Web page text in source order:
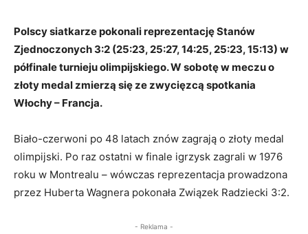
Polscy siatkarze pokonali reprezentację Stanów
Zjednoczonych 3:2 (25:23, 25:27, 14:25, 25:23, 15:13) w
półfinale turnieju olimpijskiego. W sobotę w meczu o
złoty medal zmierzą się ze zwycięzcą spotkania
Włochy – Francja.
Biało-czerwoni po 48 latach znów zagrają o złoty medal
olimpijski. Po raz ostatni w finale igrzysk zagrali w 1976
roku w Montrealu – wówczas reprezentacja prowadzona
przez Huberta Wagnera pokonała Związek Radziecki 3:2.
- Reklama -